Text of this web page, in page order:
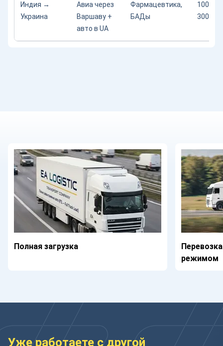
Индия →
Украина
Авиа через
Варшаву +
авто в UA
Фармацевтика,
БАДы
100–
300 кг
Полная загрузка
режимом
Уже работаете с другой